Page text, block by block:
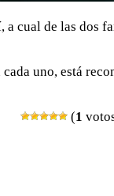
cual de las dos
uno, está
(1